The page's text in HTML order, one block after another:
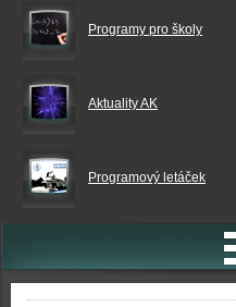
Programy pro školy
Aktuality AK
Programový letáček